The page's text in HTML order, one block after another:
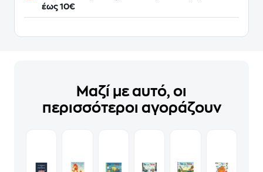
έως 10€
Μαζί με αυτό, οι
περισσότεροι αγοράζουν